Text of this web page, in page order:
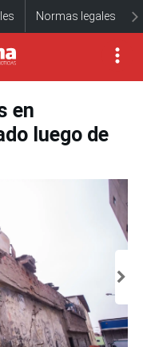
Normas legales
en
luego de